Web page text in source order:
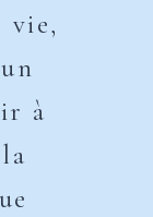
vie,
à